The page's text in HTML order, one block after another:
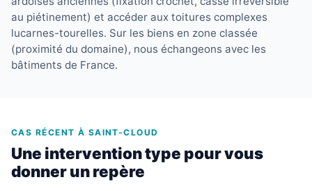
au piétinement) et accéder aux toitures complexes
lucarnes-tourelles. Sur les biens en zone classée
(proximité du domaine), nous échangeons avec les
bâtiments de France.
CAS RÉCENT À SAINT-CLOUD
Une intervention type pour vous
donner un repère